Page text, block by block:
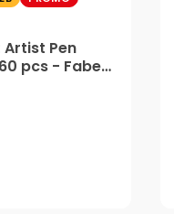
Pen
pcs - Faber-
AU PANIER